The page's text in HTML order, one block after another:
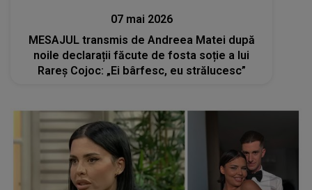
07 mai 2026
MESAJUL transmis de Andreea Matei după
noile declarații făcute de fosta soție a lui
Rareș Cojoc: „Ei bârfesc, eu strălucesc”